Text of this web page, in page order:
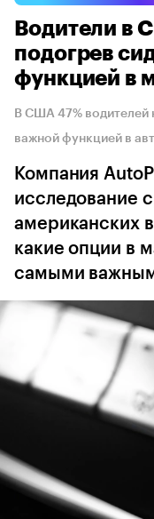
Водители в
подогрев
функцией в
В США 47% водителей
важной функцией в
Компания
исследование
американских
какие опции в
самыми